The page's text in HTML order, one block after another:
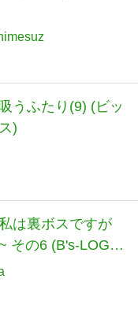
うふたり(9) (ビッ
)
は裏ボスですが
その6 (B's-LOG